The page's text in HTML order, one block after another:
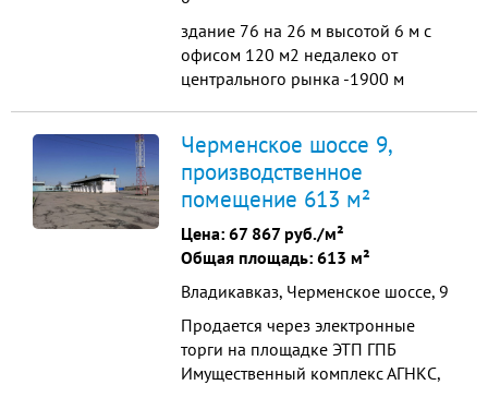
здание 76 на 26 м высотой 6 м с
офисом 120 м2 недалеко от
центрального рынка -1900 м
Черменское шоссе 9,
производственное
помещение 613 м²
Цена: 67 867 руб./м²
Общая площадь: 613 м²
Владикавказ, Черменское шоссе, 9
Продается через электронные
торги на площадке ЭТП ГПБ
Имущественный комплекс АГНКС,